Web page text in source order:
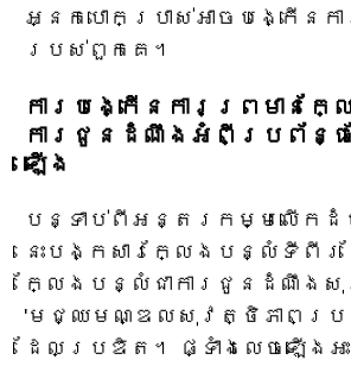
អ្នកបោកប្រាស់អាចបង្កើនក
របស់ពួកគេ។
ការបង្កើនការព្រមានក្
ការជូនដំណឹងអំពីប្រព័ន្ធ
ឡើង
បន្ទាប់ពីអន្តរកម្មលើកដំ
នេះបង្កសារក្លែងបន្លំទីពីរ ដ
ក្លែងបន្លំជាការជូនដំណឹង
'មជ្ឈមណ្ឌលសុវត្ថិភាពប្រព័
ដែលប្រឌិត។ ផ្ទាំងលេចឡើងអះ